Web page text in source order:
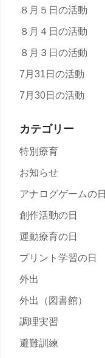
８月５日の活動
８月４日の活動
８月３日の活動
7月31日の活動
7月30日の活動
カテゴリー
特別療育
お知らせ
アナログゲームの日
創作活動の日
運動療育の日
プリント学習の日
外出
外出（図書館）
調理実習
避難訓練